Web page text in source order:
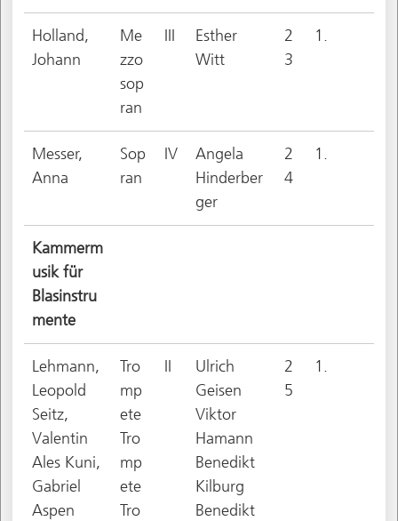
Holland,
Johann
Me
zzo
sop
ran
III
Esther
Witt
2
3
1.
Messer,
Anna
Sop
ran
IV
Angela
Hinderber
ger
2
4
1.
Kammerm
usik für
Blasinstru
mente
Lehmann,
Leopold
Seitz,
Valentin
Ales Kuni,
Gabriel
Aspen
Tro
mp
ete
Tro
mp
ete
Tro
II
Ulrich
Geisen
Viktor
Hamann
Benedikt
Kilburg
Benedikt
2
5
1.